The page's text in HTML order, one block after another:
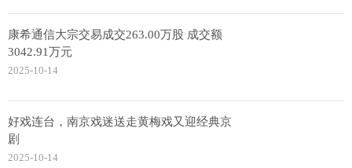
康希通信大宗交易成交263.00万股 成交额
3042.91万元
2025-10-14
好戏连台，南京戏迷送走黄梅戏又迎经典京
剧
2025-10-14